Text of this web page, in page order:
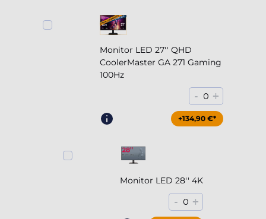
Monitor LED 27'' QHD
CoolerMaster GA 271 Gaming
100Hz
- 0 +
+204,90 €*
+134,90 €*
Monitor LED 28'' 4K
- 0 +